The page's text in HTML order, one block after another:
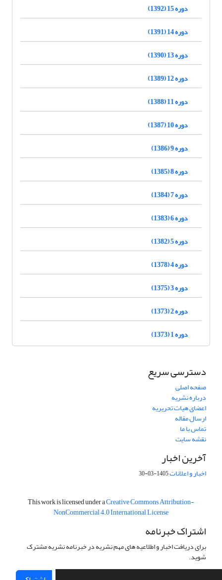
دوره 15 (1392)
دوره 14 (1391)
دوره 13 (1390)
دوره 12 (1389)
دوره 11 (1388)
دوره 10 (1387)
دوره 9 (1386)
دوره 8 (1385)
دوره 7 (1384)
دوره 6 (1383)
دوره 5 (1382)
دوره 4 (1378)
دوره 3 (1375)
دوره 2 (1373)
دوره 1 (1373)
دسترسی سریع
صفحه اصلی
درباره نشریه
اعضای هیات تحریریه
ارسال مقاله
تماس با ما
نقشه سایت
آخرین اخبار
اخبار و اعلانات1405-03-30
This work is licensed under aCreative Commons Attribution-
NonCommercial 4.0 International License
اشتراک خبرنامه
برای دریافت اخبار و اطلاعیه های مهم نشریه در خبرنامه نشریه مشترک
شوید.